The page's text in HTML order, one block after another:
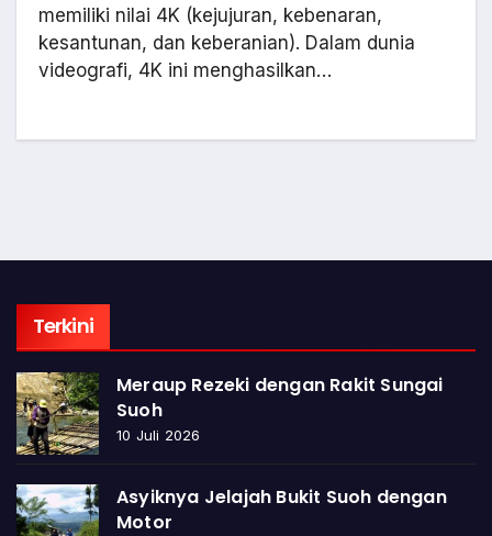
memiliki nilai 4K (kejujuran, kebenaran,
kesantunan, dan keberanian). Dalam dunia
videografi, 4K ini menghasilkan…
Terkini
Meraup Rezeki dengan Rakit Sungai
Suoh
10 Juli 2026
Asyiknya Jelajah Bukit Suoh dengan
Motor